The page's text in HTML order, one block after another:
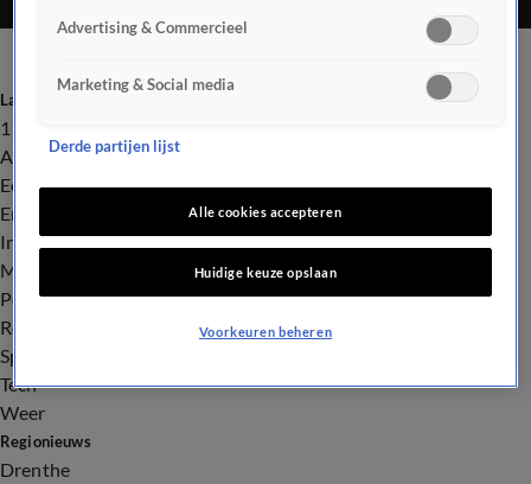
Laatste nieuws
112
Advies & Tips
Economie
Entertainment
Infrastructuur
Milieu en Gezondheid
Politiek
Royalty
Sport
Tech
Weer
Regionieuws
Drenthe
Advertising & Commercieel
Marketing & Social media
Derde partijen lijst
Alle cookies accepteren
Huidige keuze opslaan
Voorkeuren beheren